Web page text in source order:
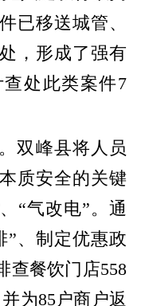
已移送城管、
，形成了强有
处此类案件7
双峰县将人员
质安全的关键
“气改电”。通
”、制定优惠政
查餐饮门店558
为85户商户返